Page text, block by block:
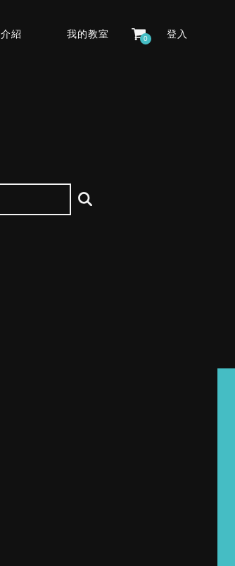
紹 我的教室 0 登入